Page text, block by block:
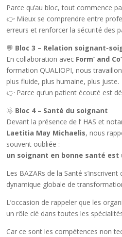
Parce qu’au bloc, tout commence
👉 Mieux se comprendre entre
erreurs et renforcer la sécurité des
💬 Bloc 3 – Relation soignant-
En collaboration avec Form’ and
formation QUALIOPI, nous
plus fluide, plus humaine, plus juste.
👉 Parce qu’un patient écouté est
🌞 Bloc 4 – Santé du soignant
Devant la présence de l’ HAS et
Laetitia May Michaelis, nous
souvent oubliée :
un soignant en bonne santé
Les BAZARs de la Santé
dynamique globale de
L’occasion de rappeler que les
un rôle clé dans toutes les
Car ce sont les compétences non